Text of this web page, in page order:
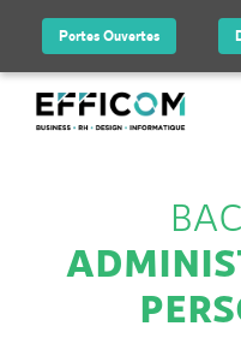
Portes Ouvertes